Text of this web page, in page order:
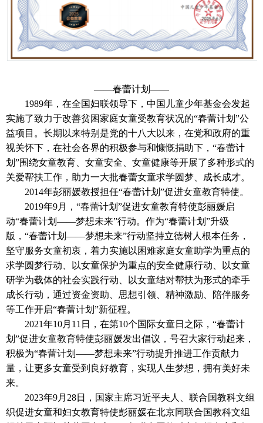
——春蕾计划——
1989年，在全国妇联领导下，中国儿童少年基金会发起
实施了致力于改善贫困家庭女童受教育状况的“春蕾计划”公
益项目。长期以来特别是党的十八大以来，在党和政府的重
视关怀下，在社会各界的积极参与和慷慨捐助下，“春蕾计
划”围绕女童教育、女童安全、女童健康等开展了多种形式的
关爱帮扶工作，助力一大批春蕾女童求学圆梦、成长成才。
2014年彭丽媛教授担任“春蕾计划”促进女童教育特使。
2019年9月，“春蕾计划”促进女童教育特使彭丽媛启
动“春蕾计划——梦想未来”行动。作为“春蕾计划”升级
版，“春蕾计划——梦想未来”行动坚持立德树人根本任务，
坚守服务女童初衷，着力实施以困难家庭女童助学为重点的
求学圆梦行动、以女童保护为重点的安全健康行动、以女童
研学为载体的社会实践行动、以女童结对帮扶为形式的牵手
成长行动，通过资金资助、思想引领、精神激励、陪伴服务
等工作开启“春蕾计划”新征程。
2021年10月11日，在第10个国际女童日之际，“春蕾计
划”促进女童教育特使彭丽媛发出倡议，号召大家行动起来，
积极为“春蕾计划——梦想未来”行动提升推进工作贡献力
量，让更多女童受到良好教育，实现人生梦想，拥有美好未
来。
2023年9月28日，国家主席习近平夫人、联合国教科文组
织促进女童和妇女教育特使彭丽媛在北京同联合国教科文组